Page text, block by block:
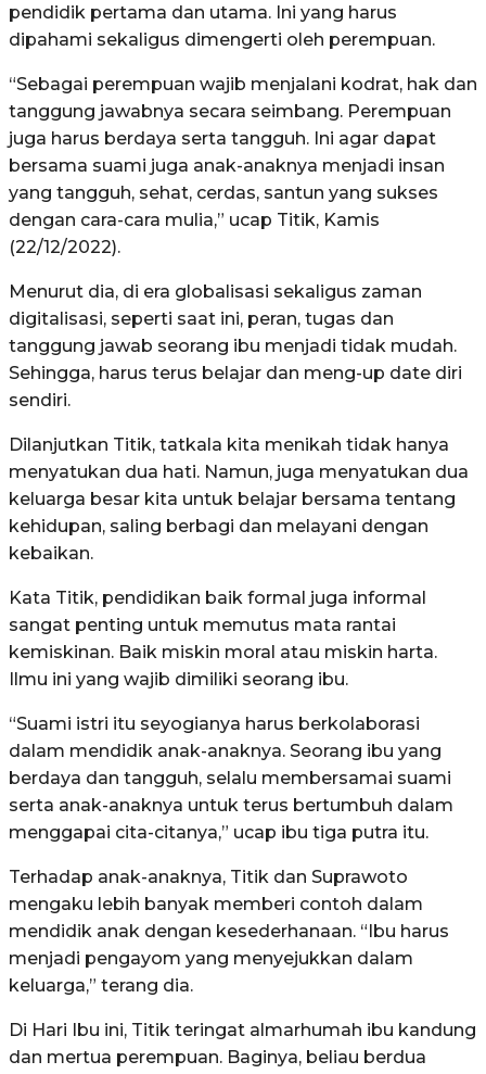
pendidik pertama dan utama. Ini yang harus
dipahami sekaligus dimengerti oleh perempuan.
“Sebagai perempuan wajib menjalani kodrat, hak dan
tanggung jawabnya secara seimbang. Perempuan
juga harus berdaya serta tangguh. Ini agar dapat
bersama suami juga anak-anaknya menjadi insan
yang tangguh, sehat, cerdas, santun yang sukses
dengan cara-cara mulia,” ucap Titik, Kamis
(22/12/2022).
Menurut dia, di era globalisasi sekaligus zaman
digitalisasi, seperti saat ini, peran, tugas dan
tanggung jawab seorang ibu menjadi tidak mudah.
Sehingga, harus terus belajar dan meng-up date diri
sendiri.
Dilanjutkan Titik, tatkala kita menikah tidak hanya
menyatukan dua hati. Namun, juga menyatukan dua
keluarga besar kita untuk belajar bersama tentang
kehidupan, saling berbagi dan melayani dengan
kebaikan.
Kata Titik, pendidikan baik formal juga informal
sangat penting untuk memutus mata rantai
kemiskinan. Baik miskin moral atau miskin harta.
Ilmu ini yang wajib dimiliki seorang ibu.
“Suami istri itu seyogianya harus berkolaborasi
dalam mendidik anak-anaknya. Seorang ibu yang
berdaya dan tangguh, selalu membersamai suami
serta anak-anaknya untuk terus bertumbuh dalam
menggapai cita-citanya,” ucap ibu tiga putra itu.
Terhadap anak-anaknya, Titik dan Suprawoto
mengaku lebih banyak memberi contoh dalam
mendidik anak dengan kesederhanaan. “Ibu harus
menjadi pengayom yang menyejukkan dalam
keluarga,” terang dia.
Di Hari Ibu ini, Titik teringat almarhumah ibu kandung
dan mertua perempuan. Baginya, beliau berdua